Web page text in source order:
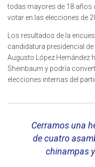
todas mayores de 18 años
votar en las elecciones de
Los resultados de la
candidatura presidencial
Augusto López Hernández
Sheinbaum y podría
elecciones internas del
Cerramos una
de cuatro
chinampas